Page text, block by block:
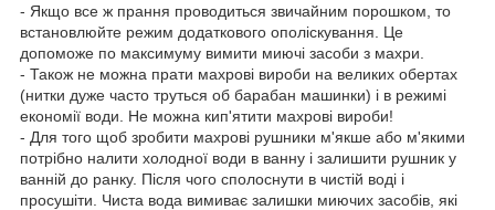
- Якщо все ж прання проводиться звичайним порошком, то
встановлюйте режим додаткового ополіскування. Це
допоможе по максимуму вимити миючі засоби з махри.
- Також не можна прати махрові вироби на великих обертах
(нитки дуже часто труться об барабан машинки) і в режимі
економії води. Не можна кип'ятити махрові вироби!
- Для того щоб зробити махрові рушники м'якше або м'якими
потрібно налити холодної води в ванну і залишити рушник у
ванній до ранку. Після чого сполоснути в чистій воді і
просушіти. Чиста вода вимиває залишки миючих засобів, які